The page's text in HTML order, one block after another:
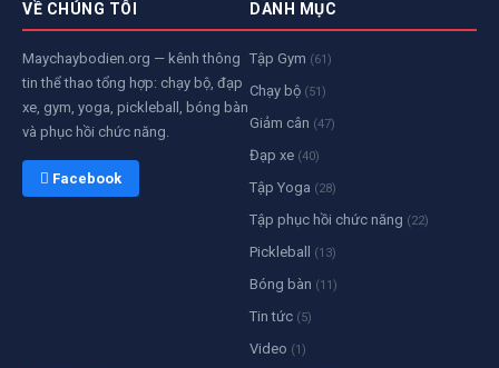
VỀ CHÚNG TÔI
Maychaybodien.org — kênh thông
tin thể thao tổng hợp: chạy bộ, đạp
xe, gym, yoga, pickleball, bóng bàn
và phục hồi chức năng.
 Facebook
DANH MỤC
Tập Gym (61)
Chạy bộ (51)
Giảm cân (47)
Đạp xe (40)
Tập Yoga (28)
Tập phục hồi chức năng (22)
Pickleball (13)
Bóng bàn (11)
Tin tức (5)
Video (1)